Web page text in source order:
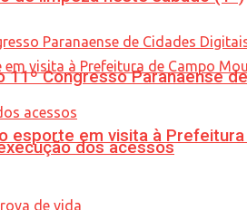
esporte em visita à
Congresso Paranaense
dos acessos